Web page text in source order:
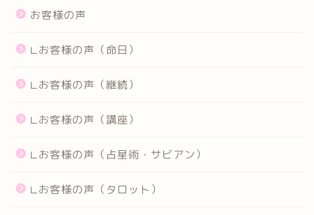
お客様の声
∟お客様の声（命日）
∟お客様の声（継続）
∟お客様の声（講座）
∟お客様の声（占星術・サビアン）
∟お客様の声（タロット）